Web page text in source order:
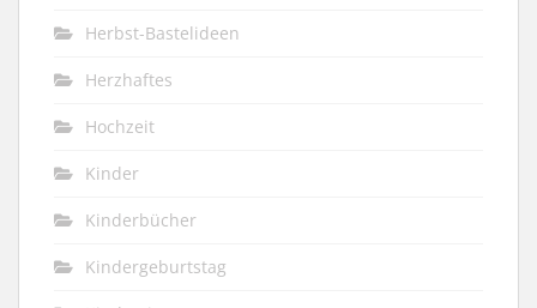
Herbst-Bastelideen
Herzhaftes
Hochzeit
Kinder
Kinderbücher
Kindergeburtstag